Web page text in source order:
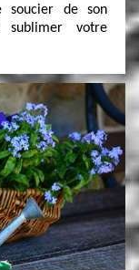
soucier de son
sublimer votre